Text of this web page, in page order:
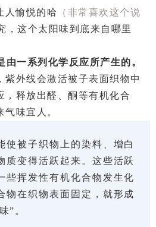
人愉悦的哈
（非常喜欢这个说
，这个太阳味到底来自哪里
由一系列化学反应所产生的。
紫外线会激活被子表面织物中
，释放出醛、酮等有机化合
味宜人。
使被子织物上的染料、增白
质变得活跃起来。这些活跃
些挥发性有机化合物发生化
物在织物表面固定，就形成
”。